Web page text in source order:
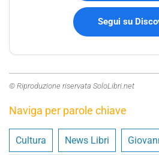
Segui su
© Riproduzione riservata SoloLibri.net
Naviga per parole chiave
Cultura News Libri